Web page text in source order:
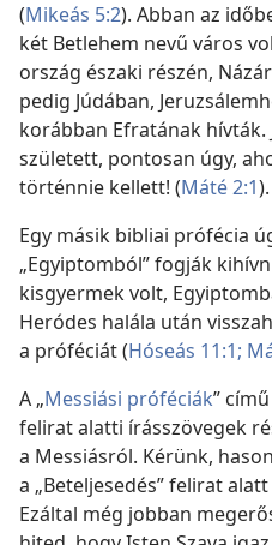
(Mikeás 5:2). Abban az
két Betlehem nevű város
ország északi részén,
pedig Júdában,
korábban Efratának hívták.
született, pontosan úgy,
történnie kellett! (Máté 2:1).
Egy másik bibliai prófécia
„Egyiptomból” fogják
kisgyermek volt,
Heródes halála után
a próféciát (Hóseás 11:1;
A „Messiási próféciák”
felirat alatti írásszövegek
a Messiásról. Kérünk,
a „Beteljesedés” felirat
Ezáltal még jobban